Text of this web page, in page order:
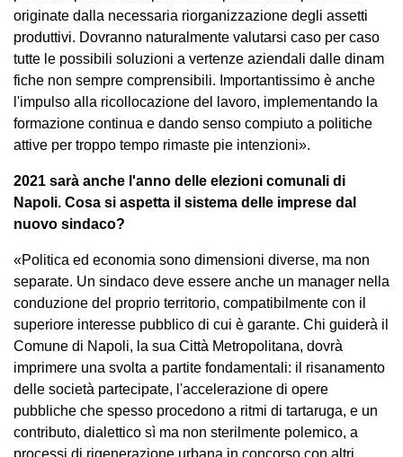
originate dalla necessaria riorganizzazione degli assetti
produttivi. Dovranno naturalmente valutarsi caso per caso
tutte le possibili soluzioni a vertenze aziendali dalle dinam
fiche non sempre comprensibili. Importantissimo è anche
l'impulso alla ricollocazione del lavoro, implementando la
formazione continua e dando senso compiuto a politiche
attive per troppo tempo rimaste pie intenzioni».
2021 sarà anche l'anno delle elezioni comunali di
Napoli. Cosa si aspetta il sistema delle imprese dal
nuovo sindaco?
«Politica ed economia sono dimensioni diverse, ma non
separate. Un sindaco deve essere anche un manager nella
conduzione del proprio territorio, compatibilmente con il
superiore interesse pubblico di cui è garante. Chi guiderà il
Comune di Napoli, la sua Città Metropolitana, dovrà
imprimere una svolta a partite fondamentali: il risanamento
delle società partecipate, l'accelerazione di opere
pubbliche che spesso procedono a ritmi di tartaruga, e un
contributo, dialettico sì ma non sterilmente polemico, a